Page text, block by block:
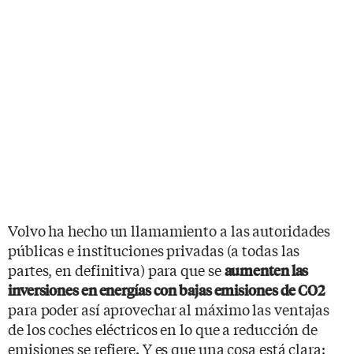
Volvo ha hecho un llamamiento a las autoridades
públicas e instituciones privadas (a todas las
partes, en definitiva) para que seaumenten las
inversiones en energías con bajas emisiones de CO2
para poder así aprovechar al máximo las ventajas
de los coches eléctricos en lo que a reducción de
emisiones se refiere. Y es que una cosa está clara: